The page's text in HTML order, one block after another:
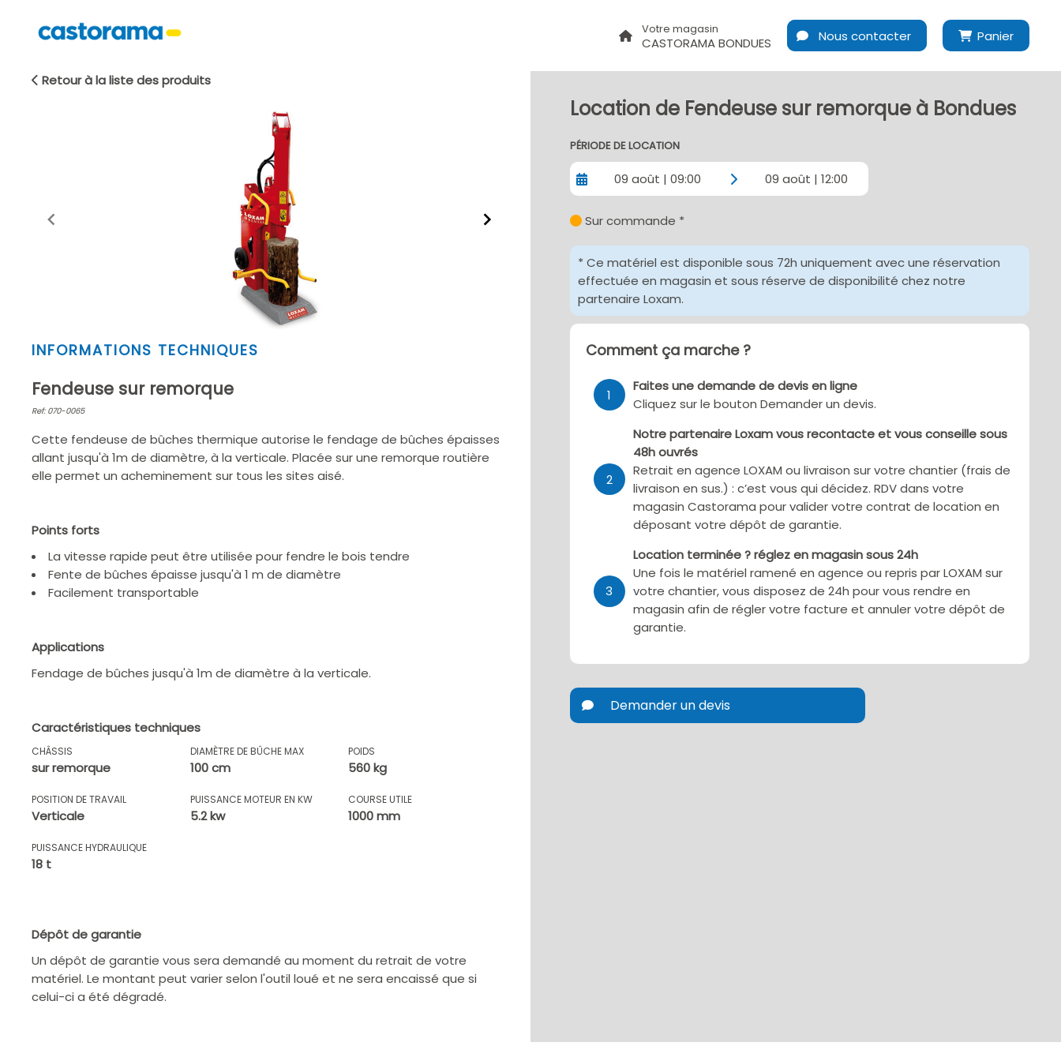
Votre magasin
CASTORAMA BONDUES Nous contacter Panier
Retour à la liste des produits
Item
of
2
INFORMATIONS TECHNIQUES
Fendeuse sur remorque
Ref: 070-0065
Cette fendeuse de bûches thermique autorise le fendage de bûches épaisses
allant jusqu'à 1m de diamètre, à la verticale. Placée sur une remorque routière
elle permet un acheminement sur tous les sites aisé.
Points forts
La vitesse rapide peut être utilisée pour fendre le bois tendre
Fente de bûches épaisse jusqu'à 1 m de diamètre
Facilement transportable
Applications
Fendage de bûches jusqu'à 1m de diamètre à la verticale.
Caractéristiques techniques
CHÂSSIS
sur remorque
DIAMÈTRE DE BÛCHE MAX
100 cm
POIDS
560 kg
POSITION DE TRAVAIL
Verticale
PUISSANCE MOTEUR EN KW
5.2 kw
COURSE UTILE
1000 mm
PUISSANCE HYDRAULIQUE
18 t
Dépôt de garantie
Un dépôt de garantie vous sera demandé au moment du retrait de votre
matériel. Le montant peut varier selon l'outil loué et ne sera encaissé que si
celui-ci a été dégradé.
Location de Fendeuse sur remorque à Bondues
PÉRIODE DE LOCATION
09 août | 09:00 09 août | 12:00
Sur commande *
* Ce matériel est disponible sous 72h uniquement avec une réservation
effectuée en magasin et sous réserve de disponibilité chez notre
partenaire Loxam.
Comment ça marche ?
1
Faites une demande de devis en ligne
Cliquez sur le bouton Demander un devis.
2
Notre partenaire Loxam vous recontacte et vous conseille sous
48h ouvrés
Retrait en agence LOXAM ou livraison sur votre chantier (frais de
livraison en sus.) : c’est vous qui décidez. RDV dans votre
magasin Castorama pour valider votre contrat de location en
déposant votre dépôt de garantie.
3
Location terminée ? réglez en magasin sous 24h
Une fois le matériel ramené en agence ou repris par LOXAM sur
votre chantier, vous disposez de 24h pour vous rendre en
magasin afin de régler votre facture et annuler votre dépôt de
garantie.
Demander un devis